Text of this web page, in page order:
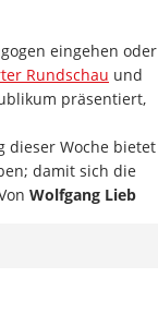
eingehen oder
Rundschau und
präsentiert,
dieser Woche bietet
damit sich die
Wolfgang Lieb